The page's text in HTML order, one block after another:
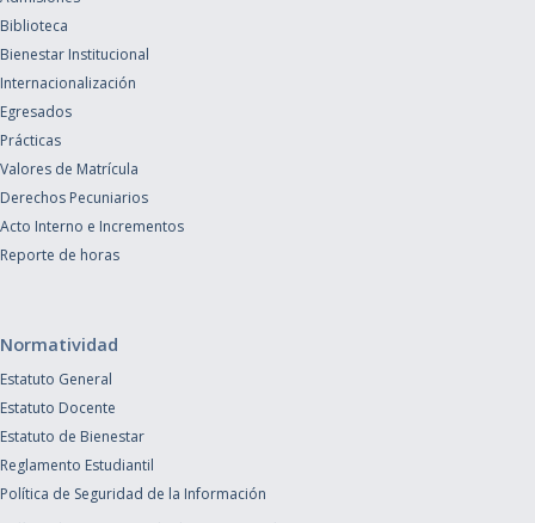
Biblioteca
Bienestar Institucional
Internacionalización
Egresados
Prácticas
Valores de Matrícula
Derechos Pecuniarios
Acto Interno e Incrementos
Reporte de horas
Normatividad
Estatuto General
Estatuto Docente
Estatuto de Bienestar
Reglamento Estudiantil
Política de Seguridad de la Información